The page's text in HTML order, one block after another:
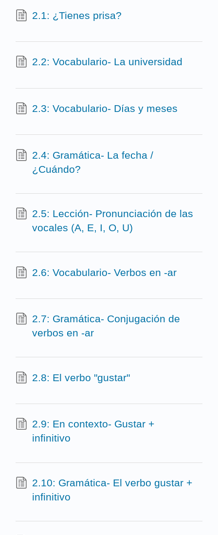
2.1: ¿Tienes prisa?
2.2: Vocabulario- La universidad
2.3: Vocabulario- Días y meses
2.4: Gramática- La fecha /
¿Cuándo?
2.5: Lección- Pronunciación de las
vocales (A, E, I, O, U)
2.6: Vocabulario- Verbos en -ar
2.7: Gramática- Conjugación de
verbos en -ar
2.8: El verbo "gustar"
2.9: En contexto- Gustar +
infinitivo
2.10: Gramática- El verbo gustar +
infinitivo